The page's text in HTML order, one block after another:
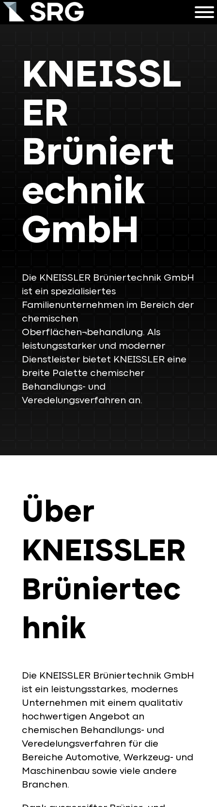
KNEISSL
ER
Brüniert
echnik
GmbH
Die KNEISSLER Brüniertechnik GmbH
ist ein spezialisiertes
Familienunternehmen im Bereich der
chemischen
Oberflächen¬behandlung. Als
leistungsstarker und moderner
Dienstleister bietet KNEISSLER eine
breite Palette chemischer
Behandlungs- und
Veredelungsverfahren an.
Über
KNEISSLER
Brüniertec
hnik
Die KNEISSLER Brüniertechnik GmbH
ist ein leistungsstarkes, modernes
Unternehmen mit einem qualitativ
hochwertigen Angebot an
chemischen Behandlungs- und
Veredelungsverfahren für die
Bereiche Automotive, Werkzeug- und
Maschinenbau sowie viele andere
Branchen.